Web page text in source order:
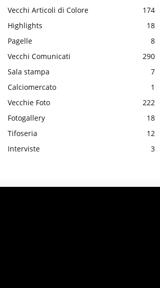
Vecchi Articoli di Colore
174
Highlights
18
Pagelle
8
Vecchi Comunicati
290
Sala stampa
7
Calciomercato
1
Vecchie Foto
222
Fotogallery
18
Tifoseria
12
Interviste
3